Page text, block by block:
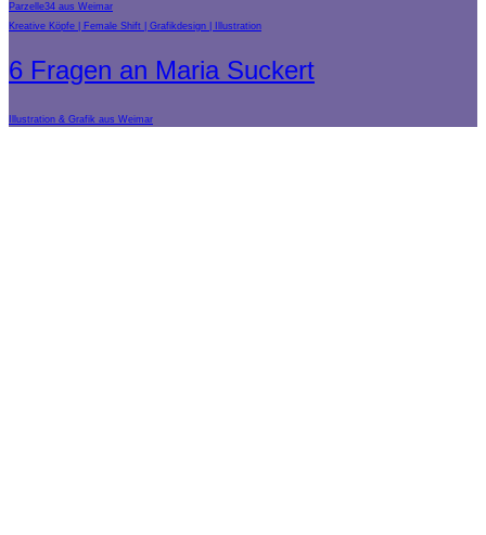
Parzelle34 aus Weimar
Kreative Köpfe
Female Shift Grafikdesign Illustration
6 Fragen an Maria Suckert
Illustration & Grafik aus Weimar